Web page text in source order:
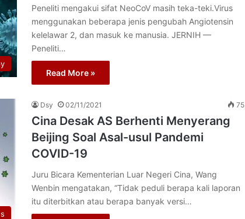
Peneliti mengakui sifat NeoCoV masih teka-teki.Virus
menggunakan beberapa jenis pengubah Angiotensin
kelelawar 2, dan masuk ke manusia. JERNIH —
Peneliti…
Read More »
Dsy 02/11/2021 75
Cina Desak AS Berhenti Menyerang
Beijing Soal Asal-usul Pandemi
COVID-19
Juru Bicara Kementerian Luar Negeri Cina, Wang
Wenbin mengatakan, “Tidak peduli berapa kali laporan
itu diterbitkan atau berapa banyak versi…